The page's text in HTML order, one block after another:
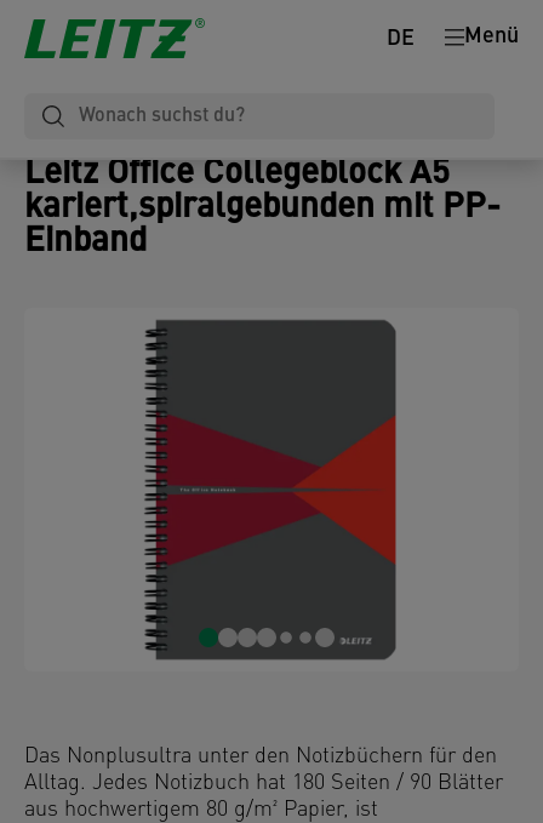
Menü
DE
Leitz Office Collegeblock A5
kariert,spiralgebunden mit PP-
Einband
Das Nonplusultra unter den Notizbüchern für den
Alltag. Jedes Notizbuch hat 180 Seiten / 90 Blätter
aus hochwertigem 80 g/m² Papier, ist